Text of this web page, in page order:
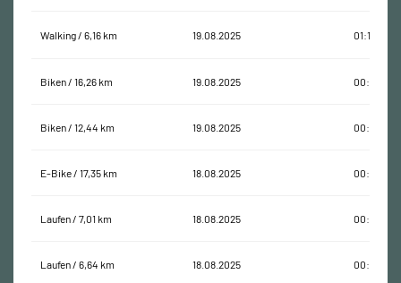
Walking / 6,16 km 19.08.2025 01:15:59
Biken / 16,26 km 19.08.2025 00:46:18
Biken / 12,44 km 19.08.2025 00:36:04
E-Bike / 17,35 km 18.08.2025 00:52:13
Laufen / 7,01 km 18.08.2025 00:44:52
Laufen / 6,64 km 18.08.2025 00:36:39